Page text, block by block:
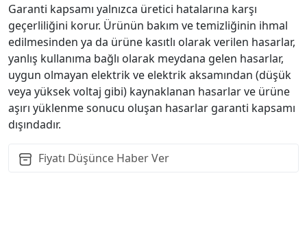
Garanti kapsamı yalnızca üretici hatalarına karşı
geçerliliğini korur. Ürünün bakım ve temizliğinin ihmal
edilmesinden ya da ürüne kasıtlı olarak verilen hasarlar,
yanlış kullanıma bağlı olarak meydana gelen hasarlar,
uygun olmayan elektrik ve elektrik aksamından (düşük
veya yüksek voltaj gibi) kaynaklanan hasarlar ve ürüne
aşırı yüklenme sonucu oluşan hasarlar garanti kapsamı
dışındadır.
Fiyatı Düşünce Haber Ver